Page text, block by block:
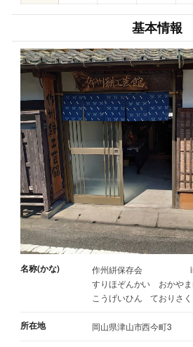
基本情報
名称(かな)
作州絣保存会 in
すりほぞんかい おかやま
こうげいひん ておりさく
所在地 岡山県津山市西今町3